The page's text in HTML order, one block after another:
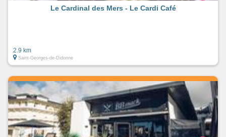
Le Cardinal des Mers - Le Cardi Café
2.9 km
Saint-Georges-de-Didonne